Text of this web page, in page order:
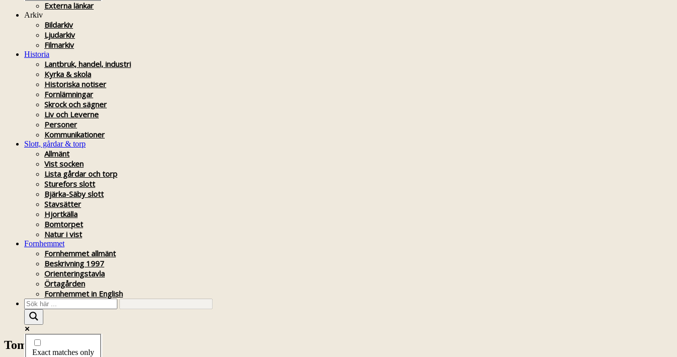
Externa länkar
Arkiv
Bildarkiv
Ljudarkiv
Filmarkiv
Historia
Lantbruk, handel, industri
Kyrka & skola
Historiska notiser
Fornlämningar
Skrock och sägner
Liv och Leverne
Personer
Kommunikationer
Slott, gårdar & torp
Allmänt
Vist socken
Lista gårdar och torp
Sturefors slott
Bjärka-Säby slott
Stavsätter
Hjortkälla
Bomtorpet
Natur i vist
Fornhemmet
Fornhemmet allmänt
Beskrivning 1997
Orienteringstavla
Örtagården
Fornhemmet in English
Exact matches only
Tomta